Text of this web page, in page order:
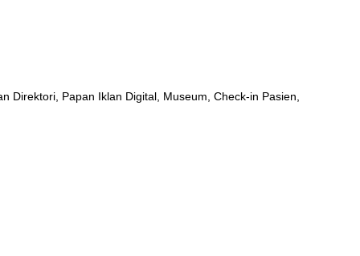
Direktori, Papan Iklan Digital, Museum, Check-in Pasien,